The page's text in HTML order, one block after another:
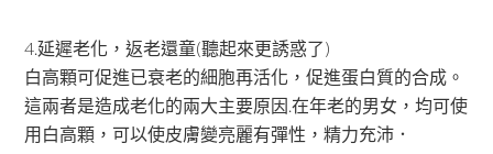
4.延遲老化，返老還童(聽起來更誘惑了)
白高顆可促進已衰老的細胞再活化，促進蛋白質的合成。
這兩者是造成老化的兩大主要原因.在年老的男女，均可使
用白高顆，可以使皮膚變亮麗有彈性，精力充沛．